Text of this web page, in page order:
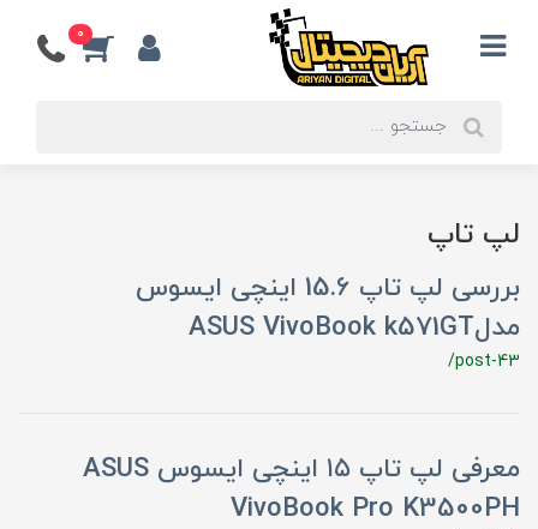
0
لپ تاپ
بررسی لپ تاپ 15.6 اینچی ایسوس
مدلASUS VivoBook k571GT
/post-43
معرفی لپ تاپ ۱۵ اینچی ایسوس ASUS
VivoBook Pro K3500PH